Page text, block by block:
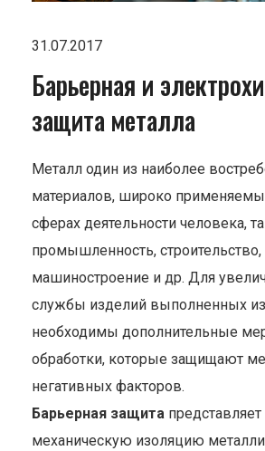
31.07.2017
Барьерная и
защита металла
Металл один из наиболее
материалов, широко
сферах деятельности человека,
промышленность, строительство,
машиностроение и др. Для
службы изделий выполненных
необходимы дополнительные
обработки, которые защищают
негативных факторов.
Барьерная защита
механическую изоляцию